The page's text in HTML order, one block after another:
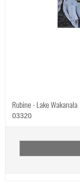
Rubine - Lake Wakanala
03320